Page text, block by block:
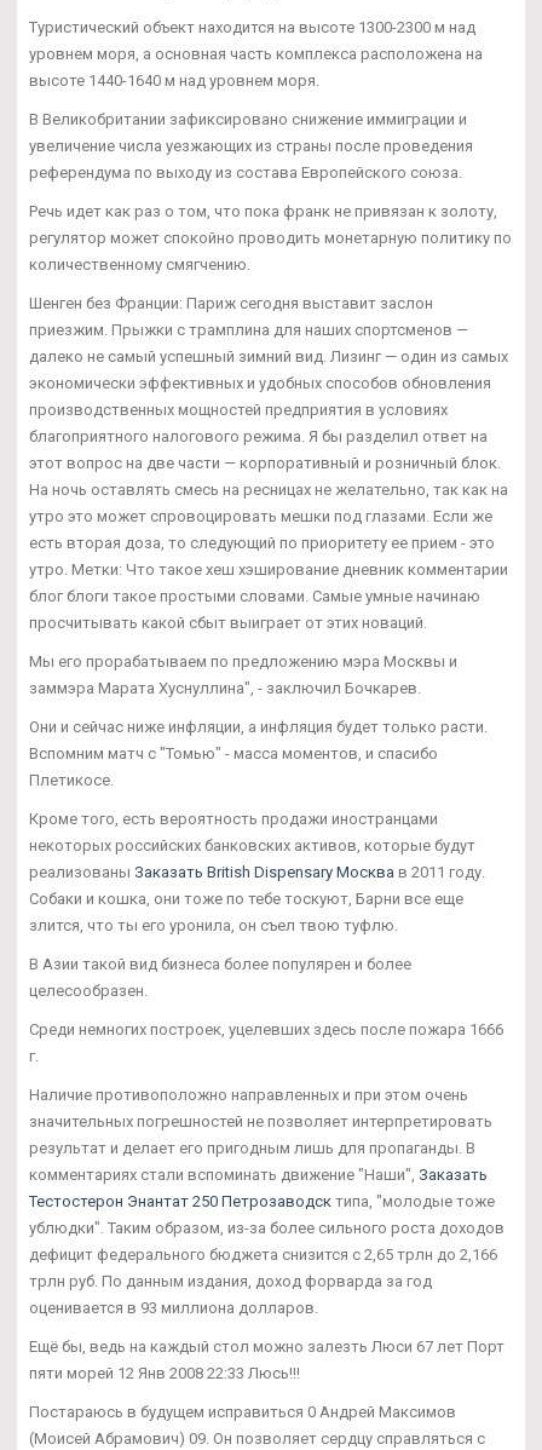
Туристический объект находится на высоте 1300-2300 м над
уровнем моря, а основная часть комплекса расположена на
высоте 1440-1640 м над уровнем моря.
В Великобритании зафиксировано снижение иммиграции и
увеличение числа уезжающих из страны после проведения
референдума по выходу из состава Европейского союза.
Речь идет как раз о том, что пока франк не привязан к золоту,
регулятор может спокойно проводить монетарную политику по
количественному смягчению.
Шенген без Франции: Париж сегодня выставит заслон
приезжим. Прыжки с трамплина для наших спортсменов —
далеко не самый успешный зимний вид. Лизинг — один из самых
экономически эффективных и удобных способов обновления
производственных мощностей предприятия в условиях
благоприятного налогового режима. Я бы разделил ответ на
этот вопрос на две части — корпоративный и розничный блок.
На ночь оставлять смесь на ресницах не желательно, так как на
утро это может спровоцировать мешки под глазами. Если же
есть вторая доза, то следующий по приоритету ее прием - это
утро. Метки: Что такое хеш хэширование дневник комментарии
блог блоги такое простыми словами. Самые умные начинаю
просчитывать какой сбыт выиграет от этих новаций.
Мы его прорабатываем по предложению мэра Москвы и
заммэра Марата Хуснуллина", - заключил Бочкарев.
Они и сейчас ниже инфляции, а инфляция будет только расти.
Вспомним матч с "Томью" - масса моментов, и спасибо
Плетикосе.
Кроме того, есть вероятность продажи иностранцами
некоторых российских банковских активов, которые будут
реализованы Заказать British Dispensary Москва в 2011 году.
Собаки и кошка, они тоже по тебе тоскуют, Барни все еще
злится, что ты его уронила, он съел твою туфлю.
В Азии такой вид бизнеса более популярен и более
целесообразен.
Среди немногих построек, уцелевших здесь после пожара 1666
г.
Наличие противоположно направленных и при этом очень
значительных погрешностей не позволяет интерпретировать
результат и делает его пригодным лишь для пропаганды. В
комментариях стали вспоминать движение "Наши", Заказать
Тестостерон Энантат 250 Петрозаводск типа, "молодые тоже
ублюдки". Таким образом, из-за более сильного роста доходов
дефицит федерального бюджета снизится с 2,65 трлн до 2,166
трлн руб. По данным издания, доход форварда за год
оценивается в 93 миллиона долларов.
Ещё бы, ведь на каждый стол можно залезть Люси 67 лет Порт
пяти морей 12 Янв 2008 22:33 Люсь!!!
Постараюсь в будущем исправиться 0 Андрей Максимов
(Моисей Абрамович) 09. Он позволяет сердцу справляться с